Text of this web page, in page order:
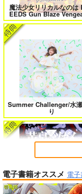
サンプル
カート
女友達は頼めば意外とヤらせ
る 8
よくある令嬢転生だと思った
泊めたら懐かれた
魔法少女リリカルなのは
EEDS Gun Blaze
Summer Challenger/水
り
電子書籍オススメ 電